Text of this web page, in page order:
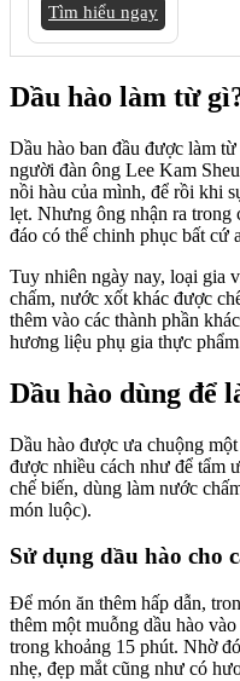
Tìm hiểu ngay
Dầu hào làm từ
Dầu hào ban đầu được làm
người đàn ông Lee Kam
nồi hàu của mình, để rồi khi
lẹt. Nhưng ông nhận ra
đáo có thể chinh phục bất cứ
Tuy nhiên ngày nay, loại gia
chấm, nước xốt khác được
thêm vào các thành phần
hương liệu phụ gia thực
Dầu hào dùng để
Dầu hào được ưa chuộng
được nhiều cách như để tẩm
chế biến, dùng làm nước
món luộc).
Sử dụng dầu hào cho
Để món ăn thêm hấp dẫn,
thêm một muỗng dầu hào
trong khoảng 15 phút. Nhờ
nhẹ, đẹp mắt cũng như có